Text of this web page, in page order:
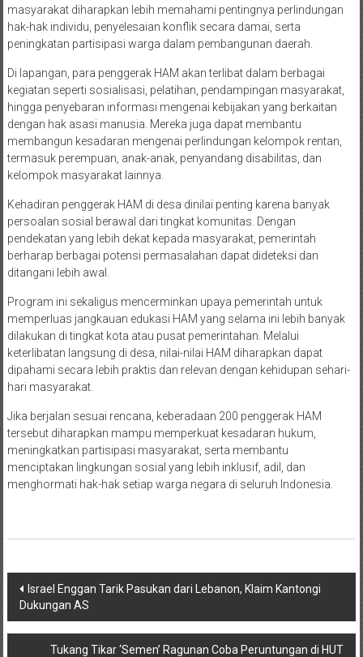
masyarakat diharapkan lebih memahami pentingnya perlindungan
hak-hak individu, penyelesaian konflik secara damai, serta
peningkatan partisipasi warga dalam pembangunan daerah.
Di lapangan, para penggerak HAM akan terlibat dalam berbagai
kegiatan seperti sosialisasi, pelatihan, pendampingan masyarakat,
hingga penyebaran informasi mengenai kebijakan yang berkaitan
dengan hak asasi manusia. Mereka juga dapat membantu
membangun kesadaran mengenai perlindungan kelompok rentan,
termasuk perempuan, anak-anak, penyandang disabilitas, dan
kelompok masyarakat lainnya.
Kehadiran penggerak HAM di desa dinilai penting karena banyak
persoalan sosial berawal dari tingkat komunitas. Dengan
pendekatan yang lebih dekat kepada masyarakat, pemerintah
berharap berbagai potensi permasalahan dapat dideteksi dan
ditangani lebih awal.
Program ini sekaligus mencerminkan upaya pemerintah untuk
memperluas jangkauan edukasi HAM yang selama ini lebih banyak
dilakukan di tingkat kota atau pusat pemerintahan. Melalui
keterlibatan langsung di desa, nilai-nilai HAM diharapkan dapat
dipahami secara lebih praktis dan relevan dengan kehidupan sehari-
hari masyarakat.
Jika berjalan sesuai rencana, keberadaan 200 penggerak HAM
tersebut diharapkan mampu memperkuat kesadaran hukum,
meningkatkan partisipasi masyarakat, serta membantu
menciptakan lingkungan sosial yang lebih inklusif, adil, dan
menghormati hak-hak setiap warga negara di seluruh Indonesia.
Navigasi
pos
Israel Enggan Tarik Pasukan dari Lebanon, Klaim Kantongi
Dukungan AS
Tukang Tikar ‘Semen’ Ragunan Coba Peruntungan di HUT